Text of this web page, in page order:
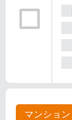
マンション